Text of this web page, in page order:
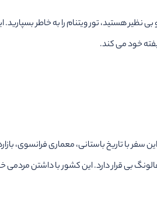
هستید، تور ویتنام را به خاطر بسپارید.
خود می کند.
با تاریخ باستانی، معماری فرانسوی،
بی قرار دارد. این کشور با داشتن مردمی